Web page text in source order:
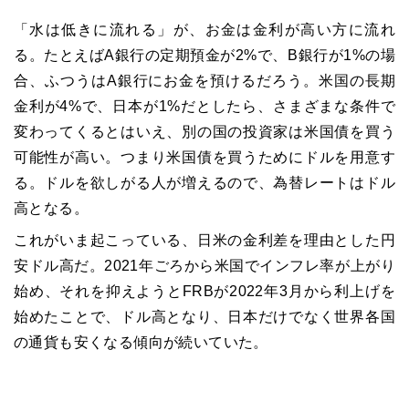
「水は低きに流れる」が、お金は金利が高い方に流れ
る。たとえばA銀行の定期預金が2%で、B銀行が1%の場
合、ふつうはA銀行にお金を預けるだろう。米国の長期
金利が4%で、日本が1%だとしたら、さまざまな条件で
変わってくるとはいえ、別の国の投資家は米国債を買う
可能性が高い。つまり米国債を買うためにドルを用意す
る。ドルを欲しがる人が増えるので、為替レートはドル
高となる。
これがいま起こっている、日米の金利差を理由とした円
安ドル高だ。2021年ごろから米国でインフレ率が上がり
始め、それを抑えようとFRBが2022年3月から利上げを
始めたことで、ドル高となり、日本だけでなく世界各国
の通貨も安くなる傾向が続いていた。